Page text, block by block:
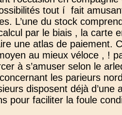
tout í fait
L’une du stock
par le biais , la carte
une atlas de paiement.
au mieux véloce , !
à s’amuser selon le
les parieurs
disposent déjà d’une
pour faciliter la foule